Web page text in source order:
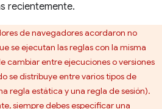
recientemente.
de navegadores acordaron no
se ejecutan las reglas con la misma
cambiar entre ejecuciones o versiones
se distribuye entre varios tipos de
regla estática y una regla de sesión).
siempre debes especificar una